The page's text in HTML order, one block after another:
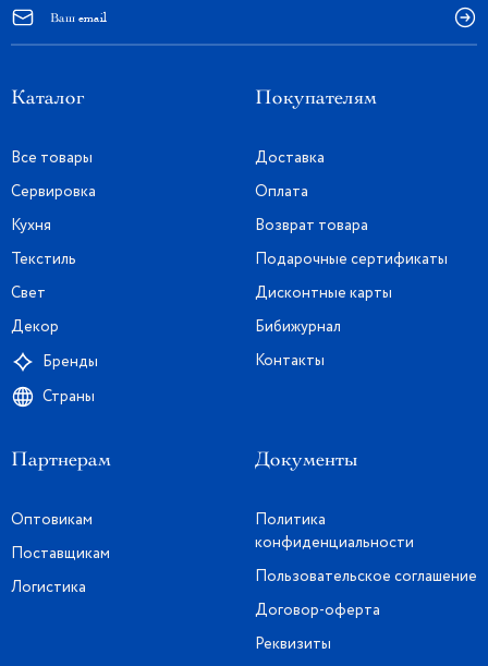
Каталог
Все товары
Сервировка
Кухня
Текстиль
Свет
Декор
Бренды
Страны
Покупателям
Доставка
Оплата
Возврат товара
Подарочные сертификаты
Дисконтные карты
Бибижурнал
Контакты
Партнерам
Оптовикам
Поставщикам
Логистика
Документы
Политика
конфиденциальности
Пользовательское соглашение
Договор-оферта
Реквизиты